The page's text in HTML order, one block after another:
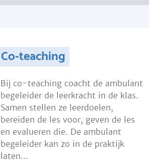
Co-teaching
Bij co-teaching coacht de ambulant
begeleider de leerkracht in de klas.
Samen stellen ze leerdoelen,
bereiden de les voor, geven de les
en evalueren die. De ambulant
begeleider kan zo in de praktijk
laten...